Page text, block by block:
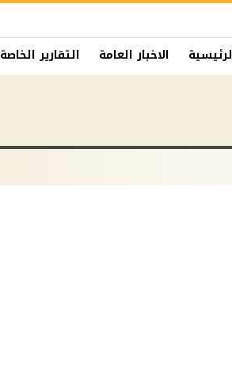
الاخبار العامة التقارير الخاصة